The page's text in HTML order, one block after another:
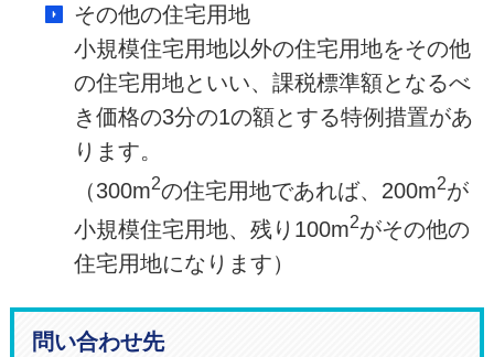
その他の住宅用地
小規模住宅用地以外の住宅用地をその他
の住宅用地といい、課税標準額となるべ
き価格の3分の1の額とする特例措置があ
ります。
（300m2の住宅用地であれば、200m2が
小規模住宅用地、残り100m2がその他の
住宅用地になります）
問い合わせ先